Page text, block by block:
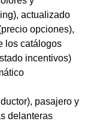
actualizado
opciones),
los catálogos
incentivos)
pasajero y
delanteras